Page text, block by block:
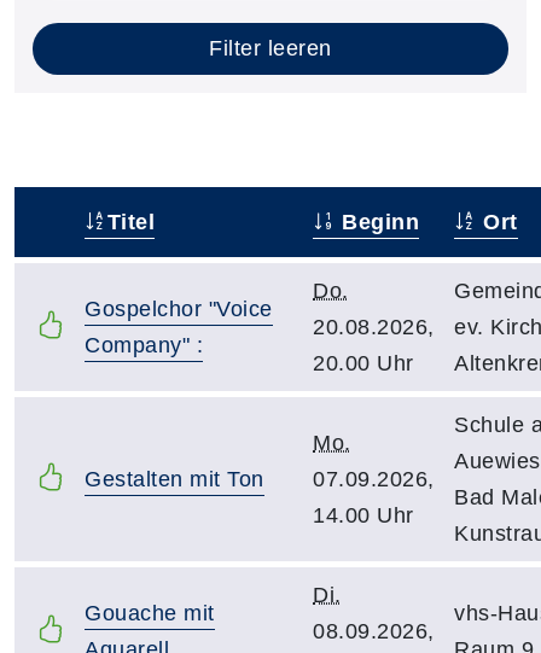
Filter leeren
Titel Beginn Ort
Gospelchor "Voice
Company" :
Do.
20.08.2026,
20.00 Uhr
ev.
Gestalten mit Ton
Mo.
07.09.2026,
14.00 Uhr
Schule
Bad
Gouache mit
Di.
08.09.2026,
vhs-